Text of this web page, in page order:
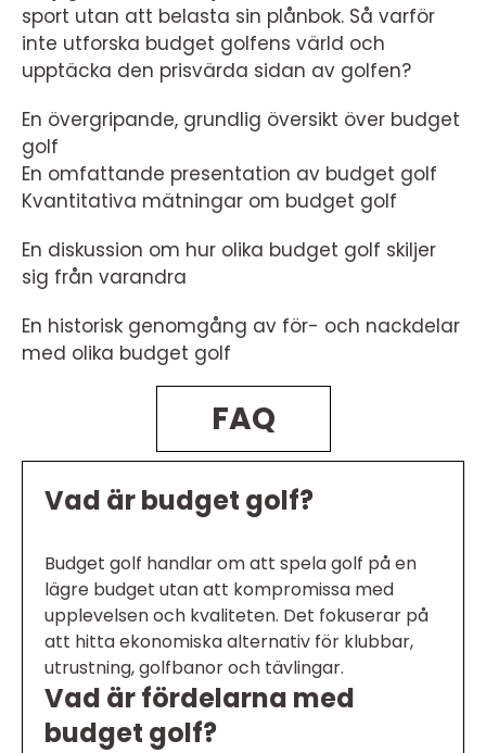
sport utan att belasta sin plånbok. Så varför
inte utforska budget golfens värld och
upptäcka den prisvärda sidan av golfen?
En övergripande, grundlig översikt över budget
golf
En omfattande presentation av budget golf
Kvantitativa mätningar om budget golf
En diskussion om hur olika budget golf skiljer
sig från varandra
En historisk genomgång av för- och nackdelar
med olika budget golf
FAQ
Vad är budget golf?
Budget golf handlar om att spela golf på en
lägre budget utan att kompromissa med
upplevelsen och kvaliteten. Det fokuserar på
att hitta ekonomiska alternativ för klubbar,
utrustning, golfbanor och tävlingar.
Vad är fördelarna med
budget golf?